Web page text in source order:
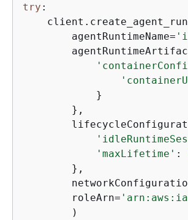
try :
        agentRuntimeName=
            }
        },
'maxLifetime' :
        },
        roleArn=